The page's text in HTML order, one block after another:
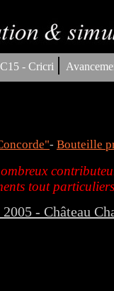
- Cricri |
- Bouteille
tout
- Château